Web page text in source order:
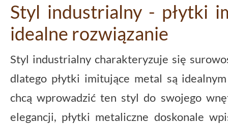
Styl industrialny - płytki
idealne rozwiązanie
Styl industrialny charakteryzuje się
dlatego płytki imitujące metal są
chcą wprowadzić ten styl do swojego
elegancji, płytki metaliczne doskonale